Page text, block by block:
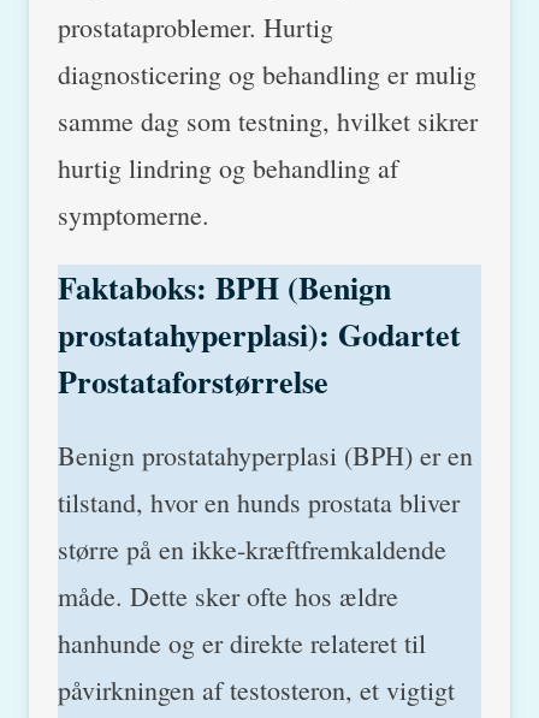
prostataproblemer. Hurtig
diagnosticering og behandling er mulig
samme dag som testning, hvilket sikrer
hurtig lindring og behandling af
symptomerne.
Faktaboks: BPH (Benign
prostatahyperplasi): Godartet
Prostataforstørrelse
Benign prostatahyperplasi (BPH) er en
tilstand, hvor en hunds prostata bliver
større på en ikke-kræftfremkaldende
måde. Dette sker ofte hos ældre
hanhunde og er direkte relateret til
påvirkningen af testosteron, et vigtigt